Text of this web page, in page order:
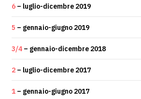
6 – luglio-dicembre 2019
5 – gennaio-giugno 2019
3/4 – gennaio-dicembre 2018
2 – luglio-dicembre 2017
1 – gennaio-giugno 2017